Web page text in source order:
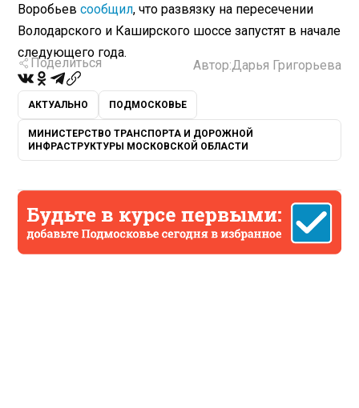
Воробьевсообщил, что развязку на пересечении
Володарского и Каширского шоссе запустят в начале
следующего года.
Поделиться Автор:Дарья Григорьева
АКТУАЛЬНО ПОДМОСКОВЬЕ
МИНИСТЕРСТВО ТРАНСПОРТА И ДОРОЖНОЙ
ИНФРАСТРУКТУРЫ МОСКОВСКОЙ ОБЛАСТИ